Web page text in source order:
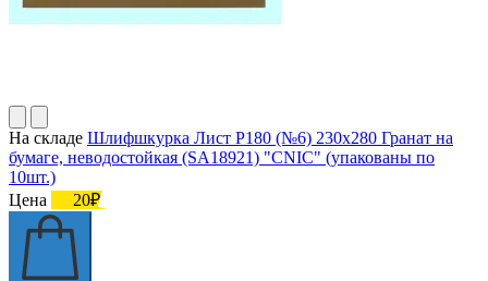
На складе Шлифшкурка Лист Р180 (№6) 230х280 Гранат на
бумаге, неводостойкая (SA18921) "CNIC" (упакованы по
10шт.)
Цена
20₽